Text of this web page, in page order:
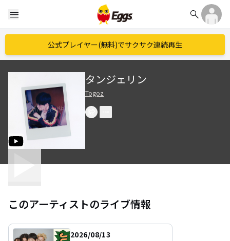
menu search
公式プレイヤー(無料)でサクサク連続再生
タンジェリン
Togoz
このアーティストのライブ情報
2026/08/13